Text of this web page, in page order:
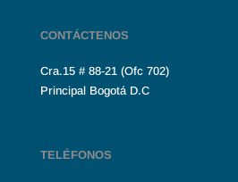
CONTÁCTENOS
Cra.15 # 88-21 (Ofc 702)
Principal Bogotá D.C
TELÉFONOS